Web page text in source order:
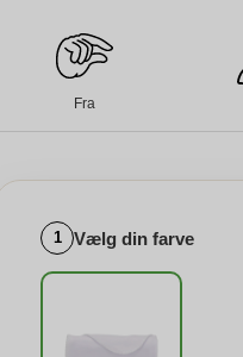
Fra
1 Vælg din farve